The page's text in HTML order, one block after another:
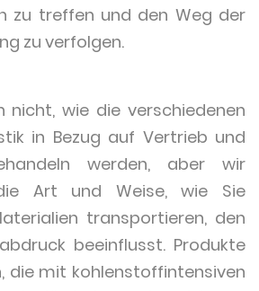
zu treffen und den Weg der
zu verfolgen.
nicht, wie die verschiedenen
in Bezug auf Vertrieb und
werden, aber wir
Art und Weise, wie Sie
transportieren, den
beeinflusst. Produkte
die mit kohlenstoffintensiven